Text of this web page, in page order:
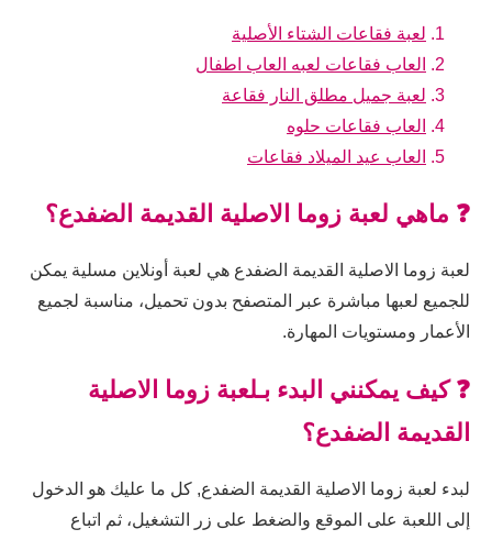
لعبة فقاعات الشتاء الأصلية
العاب فقاعات لعبه العاب اطفال
لعبة جميل مطلق النار فقاعة
العاب فقاعات حلوه
العاب عيد الميلاد فقاعات
❓ ماهي لعبة زوما الاصلية القديمة الضفدع؟
لعبة زوما الاصلية القديمة الضفدع هي لعبة أونلاين مسلية يمكن
للجميع لعبها مباشرة عبر المتصفح بدون تحميل، مناسبة لجميع
الأعمار ومستويات المهارة.
❓ كيف يمكنني البدء بـلعبة زوما الاصلية
القديمة الضفدع؟
لبدء لعبة زوما الاصلية القديمة الضفدع, كل ما عليك هو الدخول
إلى اللعبة على الموقع والضغط على زر التشغيل، ثم اتباع